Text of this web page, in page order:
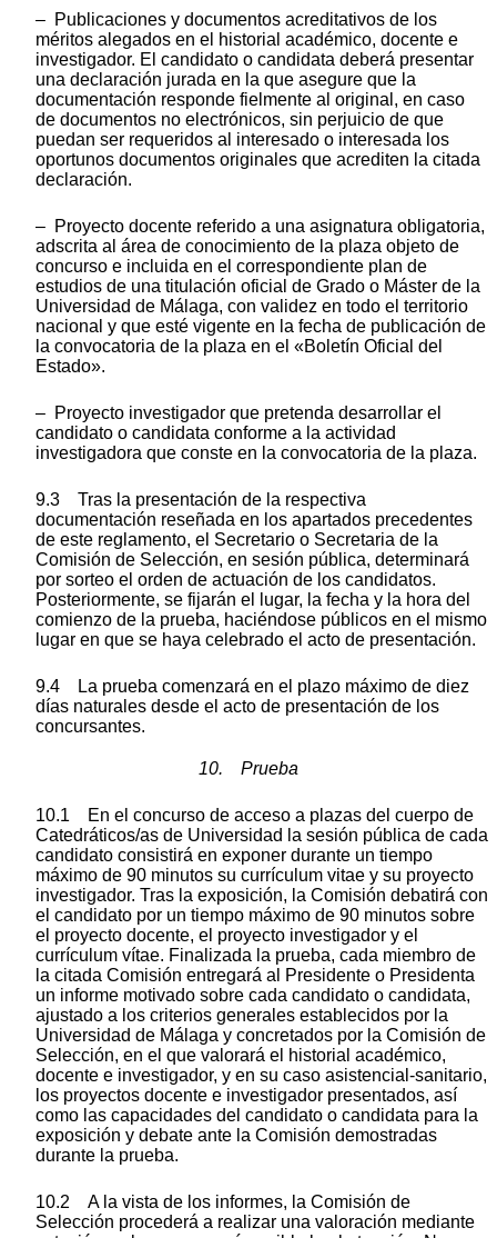
– Publicaciones y documentos acreditativos de los
méritos alegados en el historial académico, docente e
investigador. El candidato o candidata deberá presentar
una declaración jurada en la que asegure que la
documentación responde fielmente al original, en caso
de documentos no electrónicos, sin perjuicio de que
puedan ser requeridos al interesado o interesada los
oportunos documentos originales que acrediten la citada
declaración.
– Proyecto docente referido a una asignatura obligatoria,
adscrita al área de conocimiento de la plaza objeto de
concurso e incluida en el correspondiente plan de
estudios de una titulación oficial de Grado o Máster de la
Universidad de Málaga, con validez en todo el territorio
nacional y que esté vigente en la fecha de publicación de
la convocatoria de la plaza en el «Boletín Oficial del
Estado».
– Proyecto investigador que pretenda desarrollar el
candidato o candidata conforme a la actividad
investigadora que conste en la convocatoria de la plaza.
9.3 Tras la presentación de la respectiva
documentación reseñada en los apartados precedentes
de este reglamento, el Secretario o Secretaria de la
Comisión de Selección, en sesión pública, determinará
por sorteo el orden de actuación de los candidatos.
Posteriormente, se fijarán el lugar, la fecha y la hora del
comienzo de la prueba, haciéndose públicos en el mismo
lugar en que se haya celebrado el acto de presentación.
9.4 La prueba comenzará en el plazo máximo de diez
días naturales desde el acto de presentación de los
concursantes.
10. Prueba
10.1 En el concurso de acceso a plazas del cuerpo de
Catedráticos/as de Universidad la sesión pública de cada
candidato consistirá en exponer durante un tiempo
máximo de 90 minutos su currículum vitae y su proyecto
investigador. Tras la exposición, la Comisión debatirá con
el candidato por un tiempo máximo de 90 minutos sobre
el proyecto docente, el proyecto investigador y el
currículum vítae. Finalizada la prueba, cada miembro de
la citada Comisión entregará al Presidente o Presidenta
un informe motivado sobre cada candidato o candidata,
ajustado a los criterios generales establecidos por la
Universidad de Málaga y concretados por la Comisión de
Selección, en el que valorará el historial académico,
docente e investigador, y en su caso asistencial-sanitario,
los proyectos docente e investigador presentados, así
como las capacidades del candidato o candidata para la
exposición y debate ante la Comisión demostradas
durante la prueba.
10.2 A la vista de los informes, la Comisión de
Selección procederá a realizar una valoración mediante